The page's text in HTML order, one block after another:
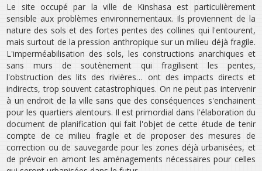
Le site occupé par la ville de Kinshasa est particulièrement
sensible aux problèmes environnementaux. Ils proviennent de la
nature des sols et des fortes pentes des collines qui l'entourent,
mais surtout de la pression anthropique sur un milieu déjà fragile.
L'imperméabilisation des sols, les constructions anarchiques et
sans murs de soutènement qui fragilisent les pentes,
l'obstruction des lits des rivières… ont des impacts directs et
indirects, trop souvent catastrophiques. On ne peut pas intervenir
à un endroit de la ville sans que des conséquences s'enchainent
pour les quartiers alentours. Il est primordial dans l'élaboration du
document de planification qui fait l'objet de cette étude de tenir
compte de ce milieu fragile et de proposer des mesures de
correction ou de sauvegarde pour les zones déjà urbanisées, et
de prévoir en amont les aménagements nécessaires pour celles